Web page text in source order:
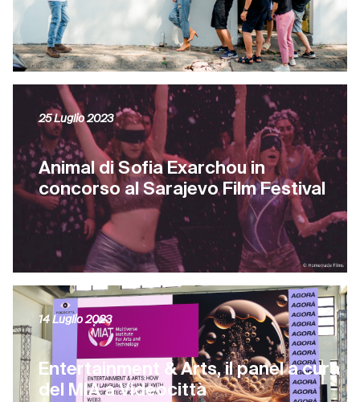
Animal di Sofia Exarchou in
concorso al Sarajevo Film Festival
25 Luglio 2023
Entertainment & Arts, il panel a cura
del MIA a Videocittà
14 Luglio 2023